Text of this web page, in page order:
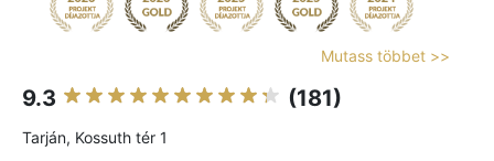
Mutass többet >>
9.3 (181)
Tarján, Kossuth tér 1